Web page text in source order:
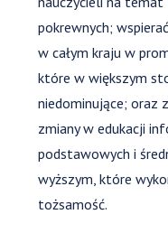
pokrewnych;
w całym kraju w
które w większym
niedominujące; oraz
zmiany w edukacji
podstawowych i
wyższym, które
tożsamość.